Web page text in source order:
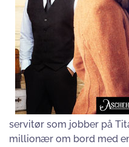
servitør som jobber på
millionær om bord med